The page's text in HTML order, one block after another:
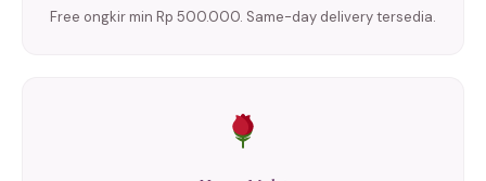
Free ongkir min Rp 500.000. Same-day delivery tersedia.